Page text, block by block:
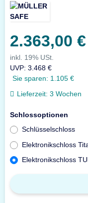
2.363,00 €
inkl. 19% USt.
UVP: 3.468 €
Sie sparen: 1.105 €
Lieferzeit: 3 Wochen
Schlossoptionen
Schlüsselschloss
Elektronikschloss
Elektronikschloss